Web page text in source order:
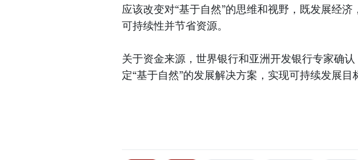
应该改变对“基于自然”的思维和视野，既发展经
可持续性并节省资源。
关于资金来源，世界银行和亚洲开发银行专家确
定“基于自然”的发展解决方案，实现可持续发展目